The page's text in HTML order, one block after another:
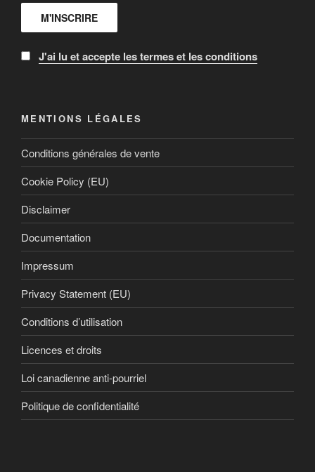
J'ai lu et accepte les termes et les conditions
MENTIONS LÉGALES
Conditions générales de vente
Cookie Policy (EU)
Disclaimer
Documentation
Impressum
Privacy Statement (EU)
Conditions d’utilisation
Licences et droits
Loi canadienne anti-pourriel
Politique de confidentialité